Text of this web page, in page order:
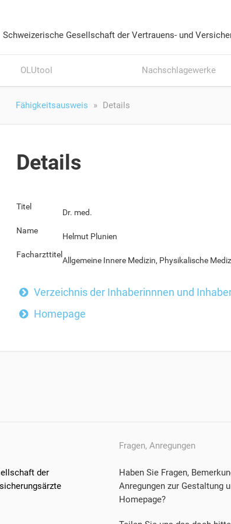
Schweizerische Gesellschaft der Vertrauens- und
OLUtool Nachschlagewerke
Fähigkeitsausweis Details
Details
Titel
Dr. med.
Name
Helmut Plunien
Facharzttitel
Allgemeine Innere Medizin, Physikalische
Verzeichnis der Inhaberinnnen und
Homepage
der
Fragen, Anregungen
Haben Sie Fragen,
Anregungen zur Gestaltung
Homepage?